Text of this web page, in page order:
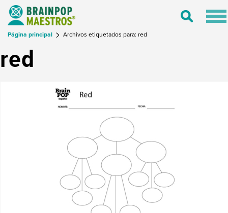
Toggle
Página principal Archivos etiquetados para: red
red